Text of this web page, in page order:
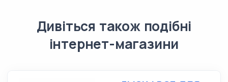
Дивіться також подібні
інтернет-магазини